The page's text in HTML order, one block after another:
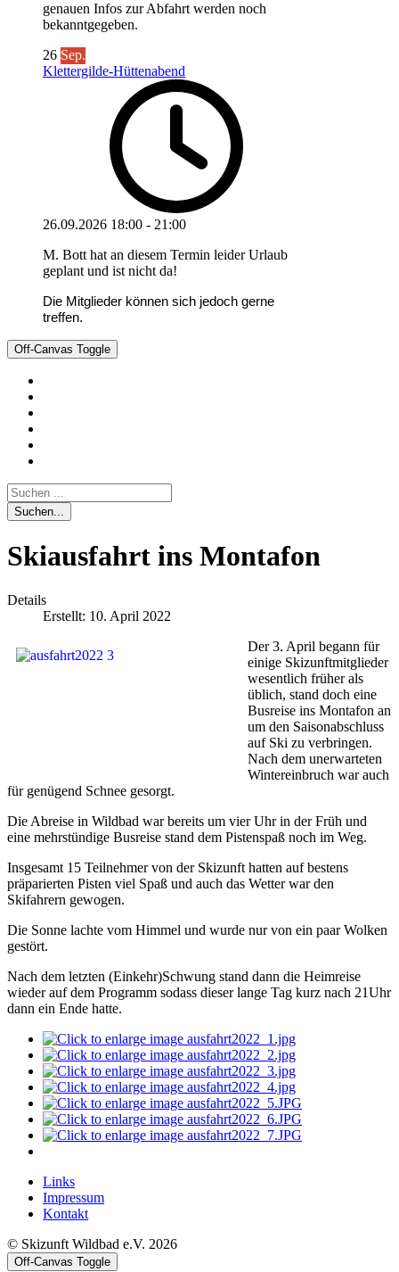
genauen Infos zur Abfahrt werden noch
bekanntgegeben.
26 Sep.
Klettergilde-Hüttenabend
26.09.2026 18:00 - 21:00
M. Bott hat an diesem Termin leider Urlaub
geplant und ist nicht da!
Die Mitglieder können sich jedoch gerne
treffen.
Off-Canvas Toggle
Suchen...
Skiausfahrt ins Montafon
Details
Erstellt: 10. April 2022
Der 3. April begann für
einige Skizunftmitglieder
wesentlich früher als
üblich, stand doch eine
Busreise ins Montafon an
um den Saisonabschluss
auf Ski zu verbringen.
Nach dem unerwarteten
Wintereinbruch war auch
für genügend Schnee gesorgt.
Die Abreise in Wildbad war bereits um vier Uhr in der Früh und
eine mehrstündige Busreise stand dem Pistenspaß noch im Weg.
Insgesamt 15 Teilnehmer von der Skizunft hatten auf bestens
präparierten Pisten viel Spaß und auch das Wetter war den
Skifahrern gewogen.
Die Sonne lachte vom Himmel und wurde nur von ein paar Wolken
gestört.
Nach dem letzten (Einkehr)Schwung stand dann die Heimreise
wieder auf dem Programm sodass dieser lange Tag kurz nach 21Uhr
dann ein Ende hatte.
Links
Impressum
Kontakt
© Skizunft Wildbad e.V. 2026
Off-Canvas Toggle